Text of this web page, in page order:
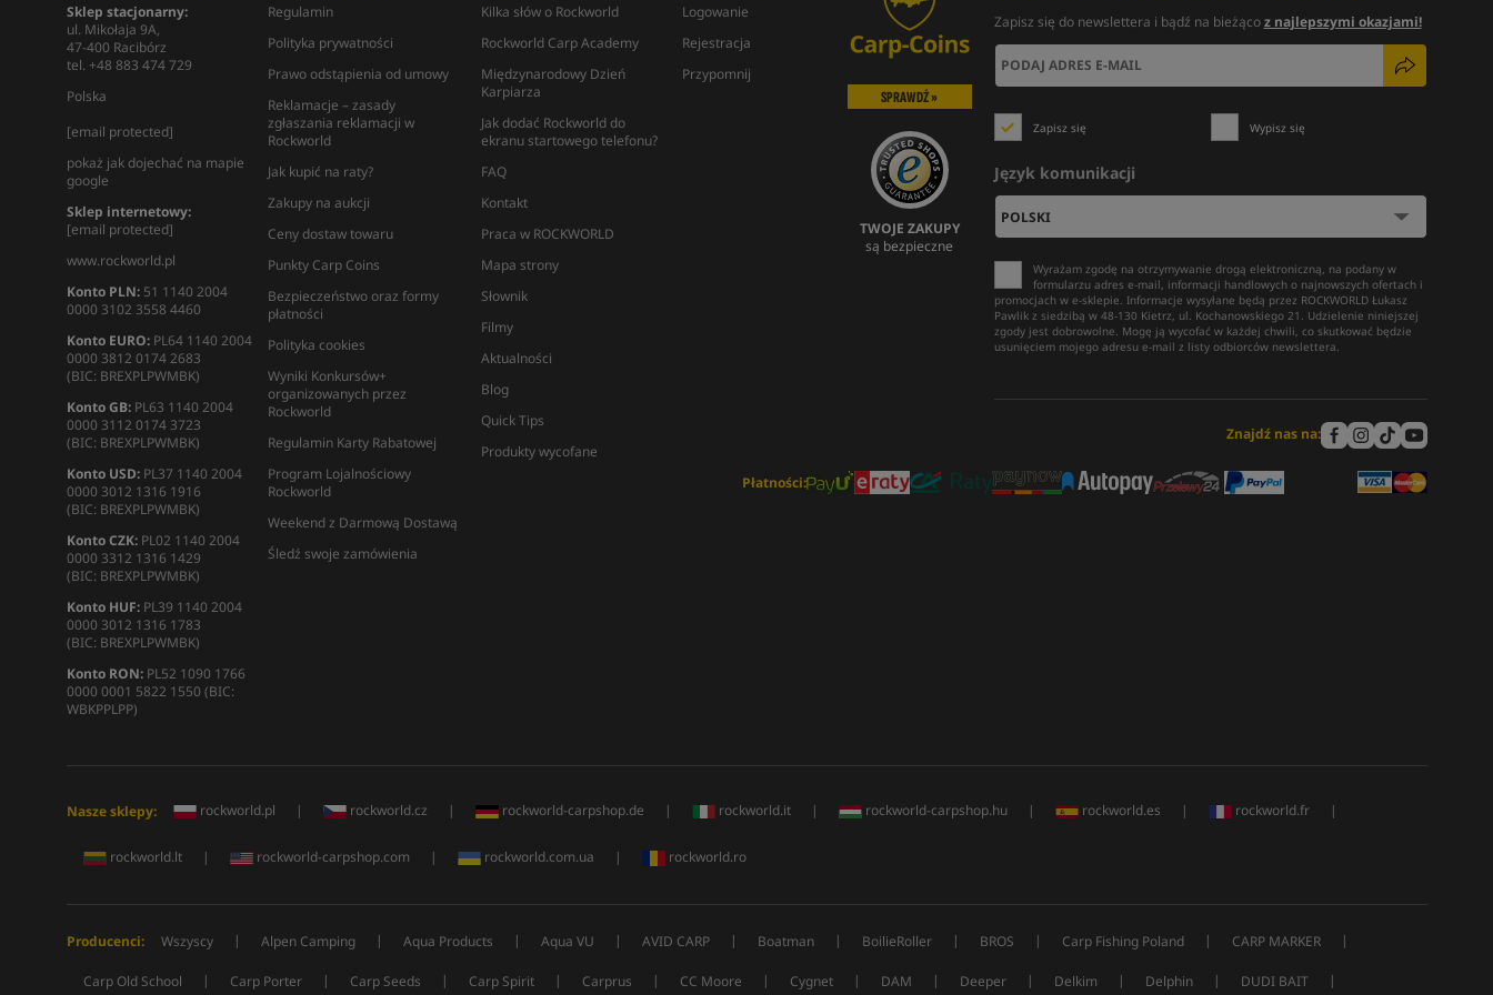
Zapisz się do newslettera i bądź na bieżącoz najlepszymi okazjami!
Zapisz się Wypisz się
Język komunikacji
Wyrażam zgodę na otrzymywanie drogą elektroniczną, na podany w
formularzu adres e-mail, informacji handlowych o najnowszych ofertach i
promocjach w e-sklepie. Informacje wysyłane będą przez ROCKWORLD Łukasz
Pawlik z siedzibą w 48-130 Kietrz, ul. Kochanowskiego 21. Udzielenie niniejszej
zgody jest dobrowolne. Mogę ją wycofać w każdej chwili, co skutkować będzie
usunięciem mojego adresu e-mail z listy odbiorców newslettera.
Znajdź nas na:
Płatności:
Sklep stacjonarny:
ul. Mikołaja 9A,
47-400 Racibórz
tel. +48 883 474 729
Polska
[email protected]
pokaż jak dojechać na mapie
google
Sklep internetowy:
[email protected]
www.rockworld.pl
Konto PLN:51 1140 2004
0000 3102 3558 4460
Konto EURO:PL64 1140 2004
0000 3812 0174 2683
(BIC: BREXPLPWMBK)
Konto GB:PL63 1140 2004
0000 3112 0174 3723
(BIC: BREXPLPWMBK)
Konto USD:PL37 1140 2004
0000 3012 1316 1916
(BIC: BREXPLPWMBK)
Konto CZK:PL02 1140 2004
0000 3312 1316 1429
(BIC: BREXPLPWMBK)
Konto HUF:PL39 1140 2004
0000 3012 1316 1783
(BIC: BREXPLPWMBK)
Konto RON:PL52 1090 1766
0000 0001 5822 1550 (BIC:
WBKPPLPP)
Regulamin
Polityka prywatności
Prawo odstąpienia od umowy
Reklamacje – zasady
zgłaszania reklamacji w
Rockworld
Jak kupić na raty?
Zakupy na aukcji
Ceny dostaw towaru
Punkty Carp Coins
Bezpieczeństwo oraz formy
płatności
Polityka cookies
Wyniki Konkursów+
organizowanych przez
Rockworld
Regulamin Karty Rabatowej
Program Lojalnościowy
Rockworld
Weekend z Darmową Dostawą
Śledź swoje zamówienia
Kilka słów o Rockworld
Rockworld Carp Academy
Międzynarodowy Dzień
Karpiarza
Jak dodać Rockworld do
ekranu startowego telefonu?
FAQ
Kontakt
Praca w ROCKWORLD
Mapa strony
Słownik
Filmy
Aktualności
Blog
Quick Tips
Produkty wycofane
Logowanie
Rejestracja
Przypomnij
SPRAWDŹ »
TWOJE ZAKUPY
są bezpieczne
Nasze sklepy: rockworld.pl | rockworld.cz | rockworld-carpshop.de | rockworld.it | rockworld-carpshop.hu | rockworld.es | rockworld.fr |
rockworld.lt | rockworld-carpshop.com | rockworld.com.ua | rockworld.ro
Producenci: Wszyscy | Alpen Camping | Aqua Products | Aqua VU | AVID CARP | Boatman | BoilieRoller | BROS | Carp Fishing Poland | CARP MARKER |
Carp Old School | Carp Porter | Carp Seeds | Carp Spirit | Carprus | CC Moore | Cygnet | DAM | Deeper | Delkim | Delphin | DUDI BAIT |